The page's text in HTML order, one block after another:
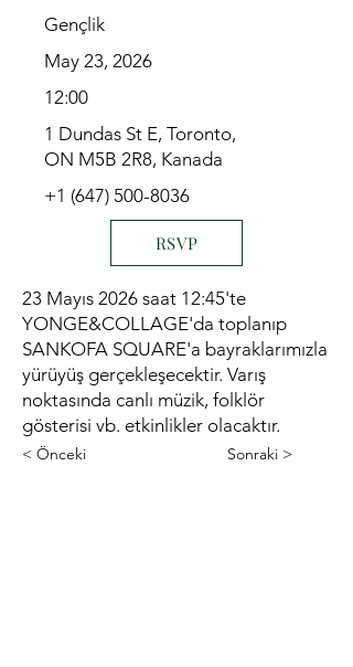
Gençlik
May 23, 2026
12:00
1 Dundas St E, Toronto,
ON M5B 2R8, Kanada
+1 (647) 500-8036
RSVP
23 Mayıs 2026 saat 12:45'te
YONGE&COLLAGE'da toplanıp
SANKOFA SQUARE'a bayraklarımızla
yürüyüş gerçekleşecektir. Varış
noktasında canlı müzik, folklör
gösterisi vb. etkinlikler olacaktır.
< Önceki Sonraki >